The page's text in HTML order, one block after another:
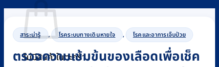
ไม่มีสินค้าในตะกร้า
สาระน่ารู้ , โรคระบบทางเดินหายใจ , โรคและอาการเจ็บป่วย
ตรวจความเข้มข้นของเลือดเพื่อเช็ค